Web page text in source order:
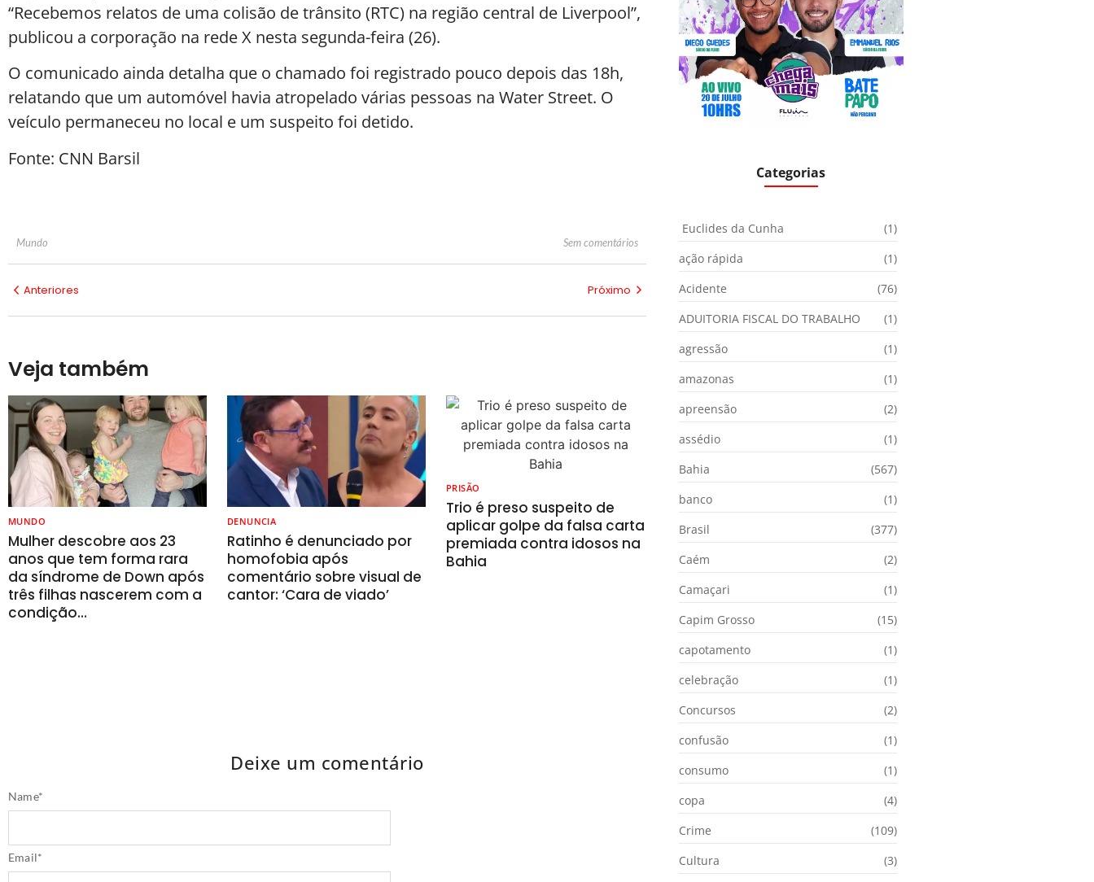
“Recebemos relatos de uma colisão de trânsito (RTC) na região central de Liverpool”,
publicou a corporação na rede X nesta segunda-feira (26).
O comunicado ainda detalha que o chamado foi registrado pouco depois das 18h,
relatando que um automóvel havia atropelado várias pessoas na Water Street. O
veículo permaneceu no local e um suspeito foi detido.
Fonte: CNN Barsil
Mundo Sem comentários
Anteriores Próximo
Veja também
MUNDO
Mulher descobre aos 23
anos que tem forma rara
da síndrome de Down após
três filhas nascerem com a
condição…
DENUNCIA
Ratinho é denunciado por
homofobia após
comentário sobre visual de
cantor: ‘Cara de viado’
PRISÃO
Trio é preso suspeito de
aplicar golpe da falsa carta
premiada contra idosos na
Bahia
Deixe um comentário
Name*
Email*
Categorias
Euclides da Cunha
(1)
ação rápida
(1)
Acidente
(76)
ADUITORIA FISCAL DO TRABALHO
(1)
agressão
(1)
amazonas
(1)
apreensão
(2)
assédio
(1)
Bahia
(567)
banco
(1)
Brasil
(377)
Caém
(2)
Camaçari
(1)
Capim Grosso
(15)
capotamento
(1)
celebração
(1)
Concursos
(2)
confusão
(1)
consumo
(1)
copa
(4)
Crime
(109)
Cultura
(3)